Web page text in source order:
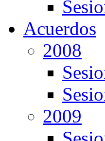
Acuerdos
2008
2009